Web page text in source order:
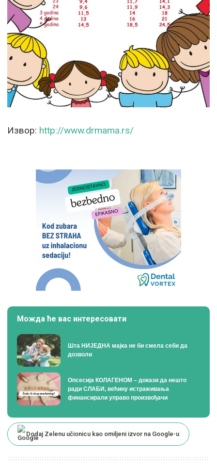
Извор: http://www.drmama.rs/
Можда ће вас интересовати
Шта НИЈЕДНА мајка не би смела себи да
дозволи
Опсесија КОЛАГЕНОМ – докази да нешто
ради СЛАБИ, већину истраживања
финансирали управо произвођачи
Dodaj Zelenu učionicu kao omiljeni izvor na Google-u